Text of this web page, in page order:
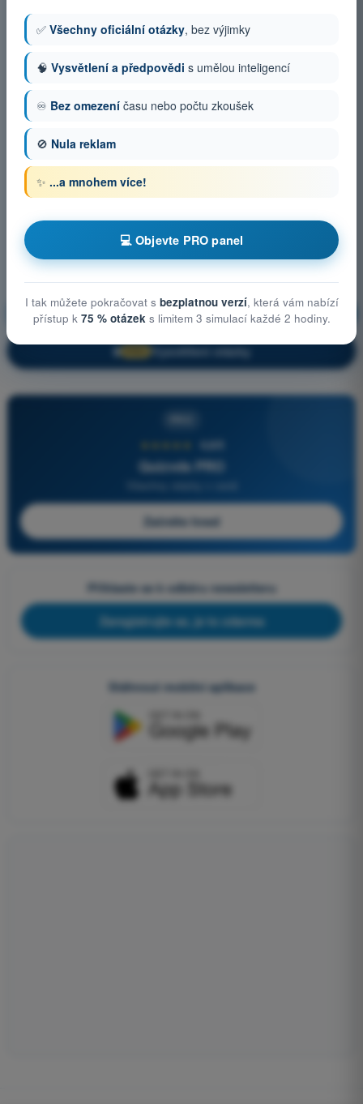
Meze lidské výkonnosti Trénink!
🔒 Vysvětlení otázky
4,6/5
Quizvds PRO
Začněte hned
Přihlaste se k odběru newsletteru
Zaregistrujte se, je to zdarma
Stáhnout mobilní aplikace
✅ Všechny oficiální otázky, bez výjimky
🧠 Vysvětlení a předpovědi s umělou inteligencí
♾️ Bez omezení času nebo počtu zkoušek
🚫 Nula reklam
✨ ...a mnohem více!
💻 Objevte PRO panel
I tak můžete pokračovat s bezplatnou verzí, která vám nabízí
přístup k 75 % otázeks limitem 3 simulací každé 2 hodiny.